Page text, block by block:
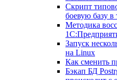
Скрипт
боевую базу в
Методика
Запуск
на Linux
Как сменить
Бэкап БД